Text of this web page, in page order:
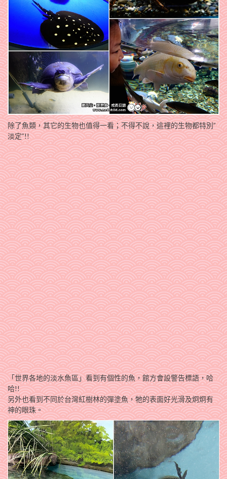
除了魚類，其它的生物也值得一看；不得不說，這裡的生物都特別”
淡定”!!
「世界各地的淡水魚區」看到有個性的魚，館方會設警告標語，哈
哈!!
另外也看到不同於台灣紅樹林的彈塗魚，牠的表面好光滑及炯炯有
神的眼珠。